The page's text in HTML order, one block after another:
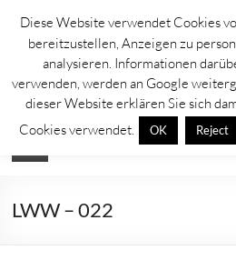
Zum
Inhalt
springen
Sehenswürdigkeiten, Ausflugsziele und
Lahn
Menü
LWW – 022
Diese Website verwendet Cookies
bereitzustellen, Anzeigen zu
analysieren. Informationen
verwenden, werden an Google
dieser Website erklären Sie sich
Cookies verwendet.
OK Reject